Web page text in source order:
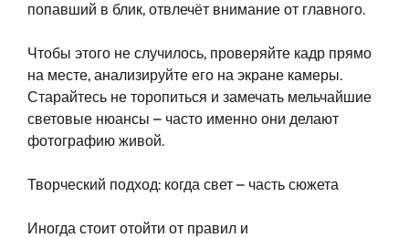
попавший в блик, отвлечёт внимание от главного.
Чтобы этого не случилось, проверяйте кадр прямо
на месте, анализируйте его на экране камеры.
Старайтесь не торопиться и замечать мельчайшие
световые нюансы – часто именно они делают
фотографию живой.
Творческий подход: когда свет – часть сюжета
Иногда стоит отойти от правил и